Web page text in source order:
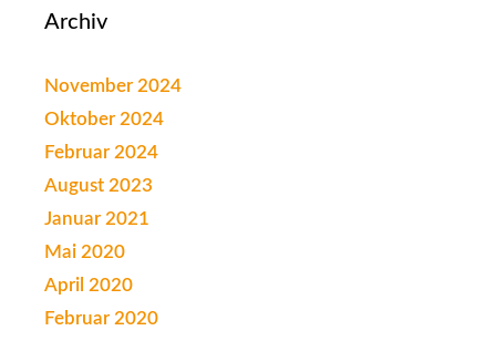
Archiv
November 2024
Oktober 2024
Februar 2024
August 2023
Januar 2021
Mai 2020
April 2020
Februar 2020